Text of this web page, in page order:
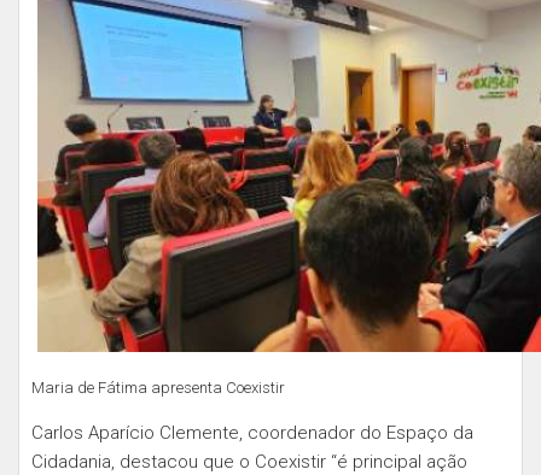
Maria de Fátima apresenta Coexistir
Carlos Aparício Clemente, coordenador do Espaço da
Cidadania, destacou que o Coexistir “é principal ação